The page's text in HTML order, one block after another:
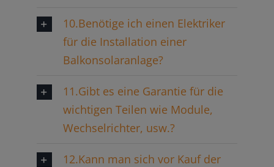
10.Benötige ich einen Elektriker
für die Installation einer
Balkonsolaranlage?
11.Gibt es eine Garantie für die
wichtigen Teilen wie Module,
Wechselrichter, usw.?
12.Kann man sich vor Kauf der